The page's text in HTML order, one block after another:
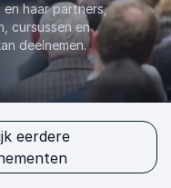
haar partners,
cursussen en
deelnemen.
eerdere